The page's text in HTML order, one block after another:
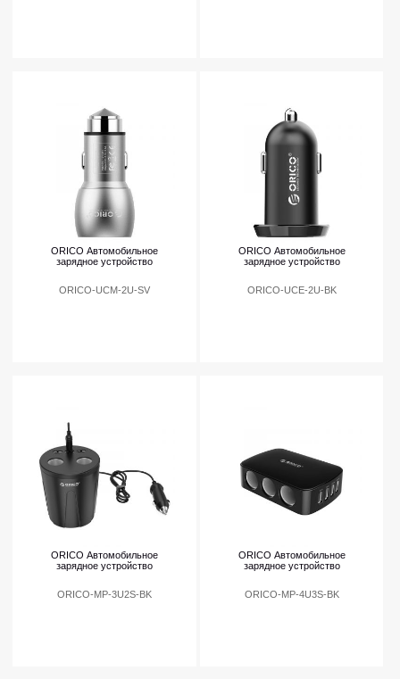
ORICO Автомобильное
зарядное устройство
ORICO-UCM-2U-SV
ORICO Автомобильное
зарядное устройство
ORICO-UCE-2U-BK
ORICO Автомобильное
зарядное устройство
ORICO-MP-3U2S-BK
ORICO Автомобильное
зарядное устройство
ORICO-MP-4U3S-BK